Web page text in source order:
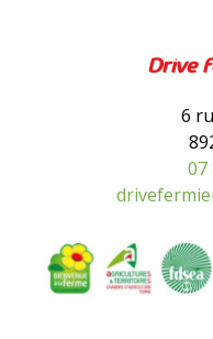
Drive
6
07